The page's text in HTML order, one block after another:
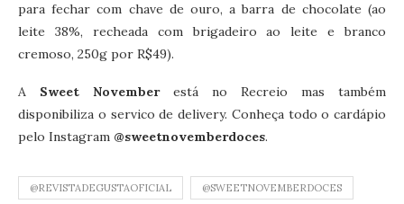
para fechar com chave de ouro, a barra de chocolate (ao
leite 38%, recheada com brigadeiro ao leite e branco
cremoso, 250g por R$49).
A Sweet Novemberestá no Recreio mas também
disponibiliza o servico de delivery. Conheça todo o cardápio
pelo Instagram @sweetnovemberdoces.
@REVISTADEGUSTAOFICIAL @SWEETNOVEMBERDOCES